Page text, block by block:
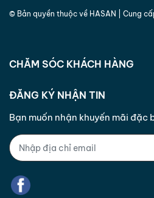
© Bản quyền thuộc về HASAN | Cung
CHĂM SÓC KHÁCH HÀNG
ĐĂNG KÝ NHẬN TIN
Bạn muốn nhận khuyến mãi